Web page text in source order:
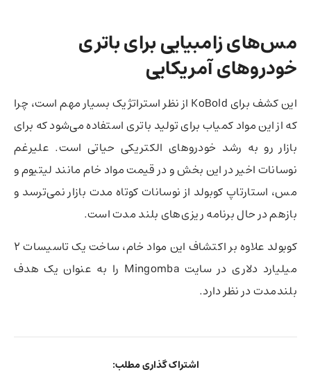
مس‌های زامبیایی برای باتری
خودروهای آمریکایی
این کشف برای KoBold از نظر استراتژیک بسیار مهم است، چرا
که از این مواد کمیاب برای تولید باتری استفاده می‌شود که برای
بازار رو به رشد خودروهای الکتریکی حیاتی است. علیرغم
نوسانات اخیر در این بخش و در قیمت مواد خام مانند لیتیوم و
مس، استارتاپ کوبولد از نوسانات کوتاه مدت بازار نمی‌ترسد و
بازهم در حال برنامه ریزی‌های بلند مدت است.
کوبولد علاوه بر اکتشاف این مواد خام، ساخت یک تاسیسات 2
میلیارد دلاری در سایت Mingomba را به عنوان یک هدف
بلندمدت در نظر دارد.
اشتراک گذاری مطلب: